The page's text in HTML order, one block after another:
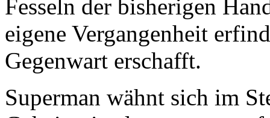
Fesseln der bisherigen
eigene Vergangenheit
Gegenwart erschafft.
Superman wähnt sich im